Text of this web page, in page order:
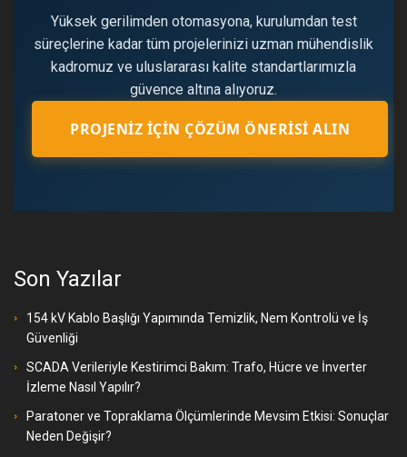
Yüksek gerilimden otomasyona, kurulumdan test
süreçlerine kadar tüm projelerinizi uzman mühendislik
kadromuz ve uluslararası kalite standartlarımızla
güvence altına alıyoruz.
PROJENIZ İÇIN ÇÖZÜM ÖNERISI ALIN
Son Yazılar
154 kV Kablo Başlığı Yapımında Temizlik, Nem Kontrolü ve İş
Güvenliği
SCADA Verileriyle Kestirimci Bakım: Trafo, Hücre ve İnverter
İzleme Nasıl Yapılır?
Paratoner ve Topraklama Ölçümlerinde Mevsim Etkisi: Sonuçlar
Neden Değişir?